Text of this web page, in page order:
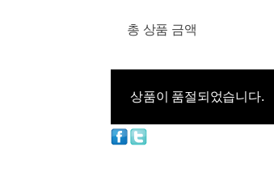
총 상품 금액
상품이 품절되었습니다.